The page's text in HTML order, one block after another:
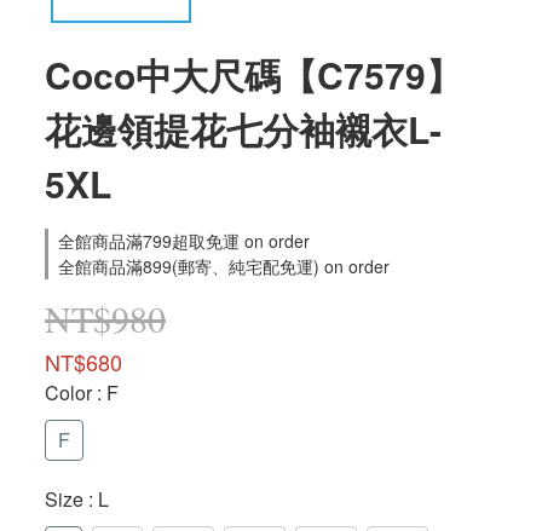
Coco中大尺碼【C7579】
花邊領提花七分袖襯衣L-
5XL
全館商品滿799超取免運 on order
全館商品滿899(郵寄、純宅配免運) on order
NT$980
NT$680
Color: F
F
Size : L